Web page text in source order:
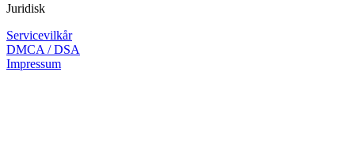
Juridisk
Servicevilkår
DMCA / DSA
Impressum